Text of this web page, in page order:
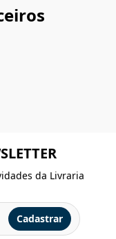
da Livraria
Cadastrar